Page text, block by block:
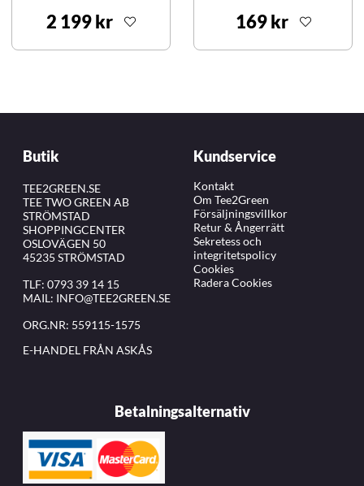
2 199 kr 169 kr
Butik
TEE2GREEN.SE
TEE TWO GREEN AB
STRÖMSTAD
SHOPPINGCENTER
OSLOVÄGEN 50
45235 STRÖMSTAD
TLF: 0793 39 14 15
MAIL: INFO@TEE2GREEN.SE
ORG.NR: 559115-1575
E-HANDEL FRÅN ASKÅS
Kundservice
Kontakt
Om Tee2Green
Försäljningsvillkor
Retur & Ångerrätt
Sekretess och
integritetspolicy
Cookies
Radera Cookies
Betalningsalternativ